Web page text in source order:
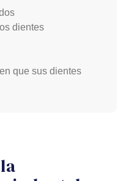
dientes
que sus dientes